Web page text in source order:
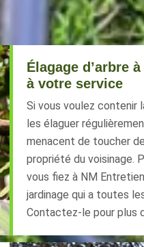
Élagage d’arbre
à votre service
Si vous voulez contenir
les élaguer
menacent de toucher
propriété du voisinage.
vous fiez à NM
jardinage qui a toutes
Contactez-le pour plus